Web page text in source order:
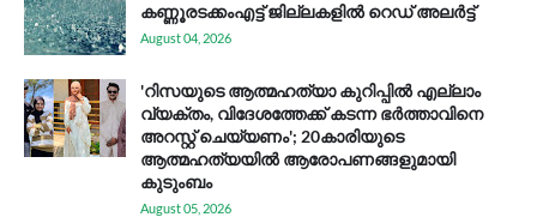
കണ്ണൂരടക്കംഎ​ട്ട് ജി​ല്ല​ക​ളി​ൽ റെ​ഡ് അ​ലർ​ട്ട്
August 04, 2026
'റിസയുടെ ആത്മഹത്യാ കുറിപ്പിൽ എല്ലാം
വ്യക്തം, വിദേശത്തേക്ക് കടന്ന ഭർത്താവിനെ
അറസ്റ്റ് ചെയ്യണം'; 20കാരിയുടെ
ആത്മഹത്യയിൽ ആരോപണങ്ങളുമായി
കുടുംബം
August 05, 2026